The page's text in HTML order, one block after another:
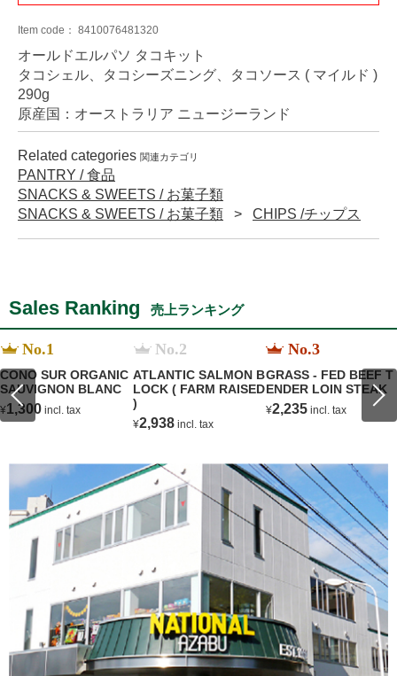
Item code： 8410076481320
オールドエルパソ タコキット
タコシェル、タコシーズニング、タコソース ( マイルド )
290g
原産国：オーストラリア ニュージーランド
Related categories 関連カテゴリ
PANTRY / 食品
SNACKS & SWEETS / お菓子類
SNACKS & SWEETS / お菓子類
CHIPS /チップス
Sales Ranking 売上ランキング
No.1
CONO SUR ORGANIC
SAUVIGNON BLANC
¥1,300 incl. tax
No.2
ATLANTIC SALMON B
LOCK ( FARM RAISED
)
¥2,938 incl. tax
No.3
GRASS - FED BEEF T
ENDER LOIN STEAK
¥2,235 incl. tax